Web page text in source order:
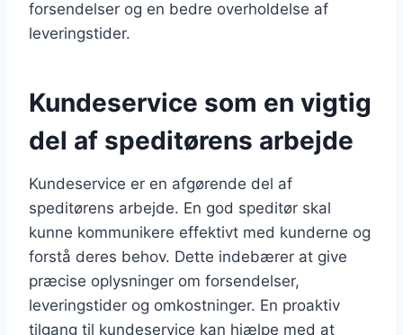
forsendelser og en bedre overholdelse af
leveringstider.
Kundeservice som en vigtig
del af speditørens arbejde
Kundeservice er en afgørende del af
speditørens arbejde. En god speditør skal
kunne kommunikere effektivt med kunderne og
forstå deres behov. Dette indebærer at give
præcise oplysninger om forsendelser,
leveringstider og omkostninger. En proaktiv
tilgang til kundeservice kan hjælpe med at